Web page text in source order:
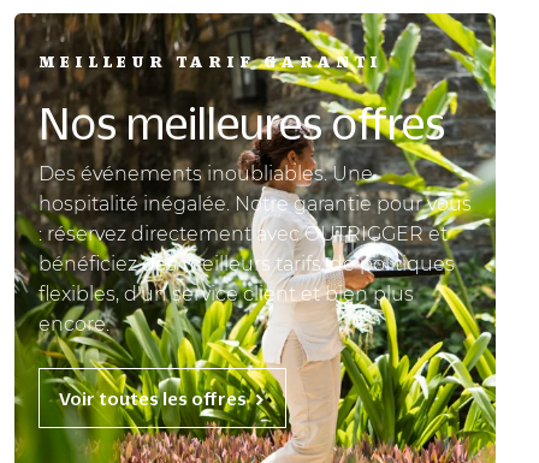
MEILLEUR TARIF GARANTI
Nos meilleures offres
Des événements inoubliables. Une
hospitalité inégalée. Notre garantie pour vous
: réservez directement avec OUTRIGGER et
bénéficiez des meilleurs tarifs, de politiques
flexibles, d'un service client et bien plus
encore.
Voir toutes les offres